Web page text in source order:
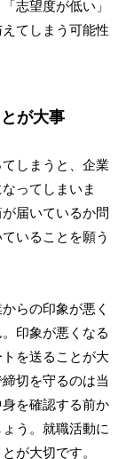
志望度が低い」
てしまう可能性
が大事
しまうと、企業
ってしまいま
届いているか問
いることを願う
らの印象が悪く
印象が悪くなる
を送ることが大
切を守るのは当
を確認する前か
う。就職活動に
が大切です。